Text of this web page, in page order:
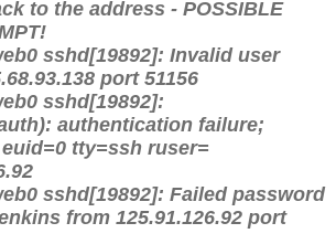
to the address - POSSIBLE
sshd[19892]: Invalid user
port 51156
sshd[19892]:
authentication failure;
tty=ssh ruser=
sshd[19892]: Failed password
from 125.91.126.92 port